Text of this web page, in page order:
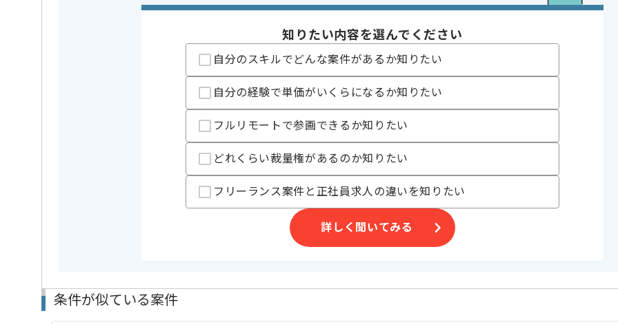
GitHub , Docker
業務内容
自社製品開発
特徴
長期プロジェクト , 新技術に積極的 , BtoC向け , 服装自由 , 自社サービスあり
精算条件
有
精算基準時間
140時間〜180時間
支払いサイト
15日
専門性の高いナレッジを共有し合い、
オープンに話し合いながら作業を進められる現場環境です。
知りたい内容を選んでください
自分のスキルでどんな案件があるか知りたい
自分の経験で単価がいくらになるか知りたい
フルリモートで参画できるか知りたい
どれくらい裁量権があるのか知りたい
フリーランス案件と正社員求人の違いを知りたい
詳しく聞いてみる
条件が似ている案件